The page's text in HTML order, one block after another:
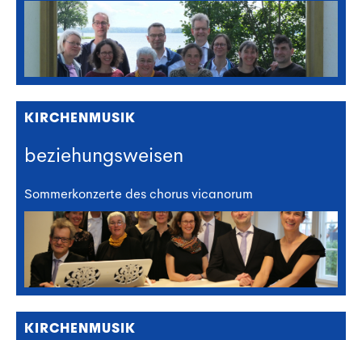
KIRCHENMUSIK
beziehungsweisen
Sommerkonzerte des chorus vicanorum
KIRCHENMUSIK